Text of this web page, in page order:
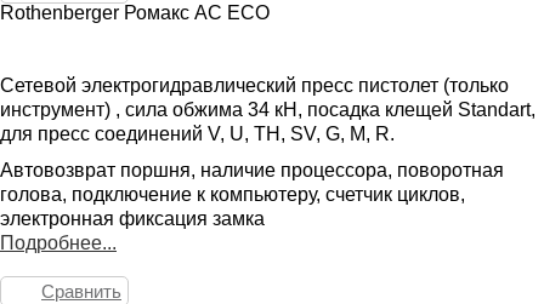
Rothenberger Ромакс AC ECO
Сетевой электрогидравлический пресс пистолет (только
инструмент) , сила обжима 34 кН, посадка клещей Standart,
для пресс соединений V, U, TH, SV, G, M, R.
Автовозврат поршня, наличие процессора, поворотная
голова, подключение к компьютеру, счетчик циклов,
электронная фиксация замка
Подробнее...
Сравнить